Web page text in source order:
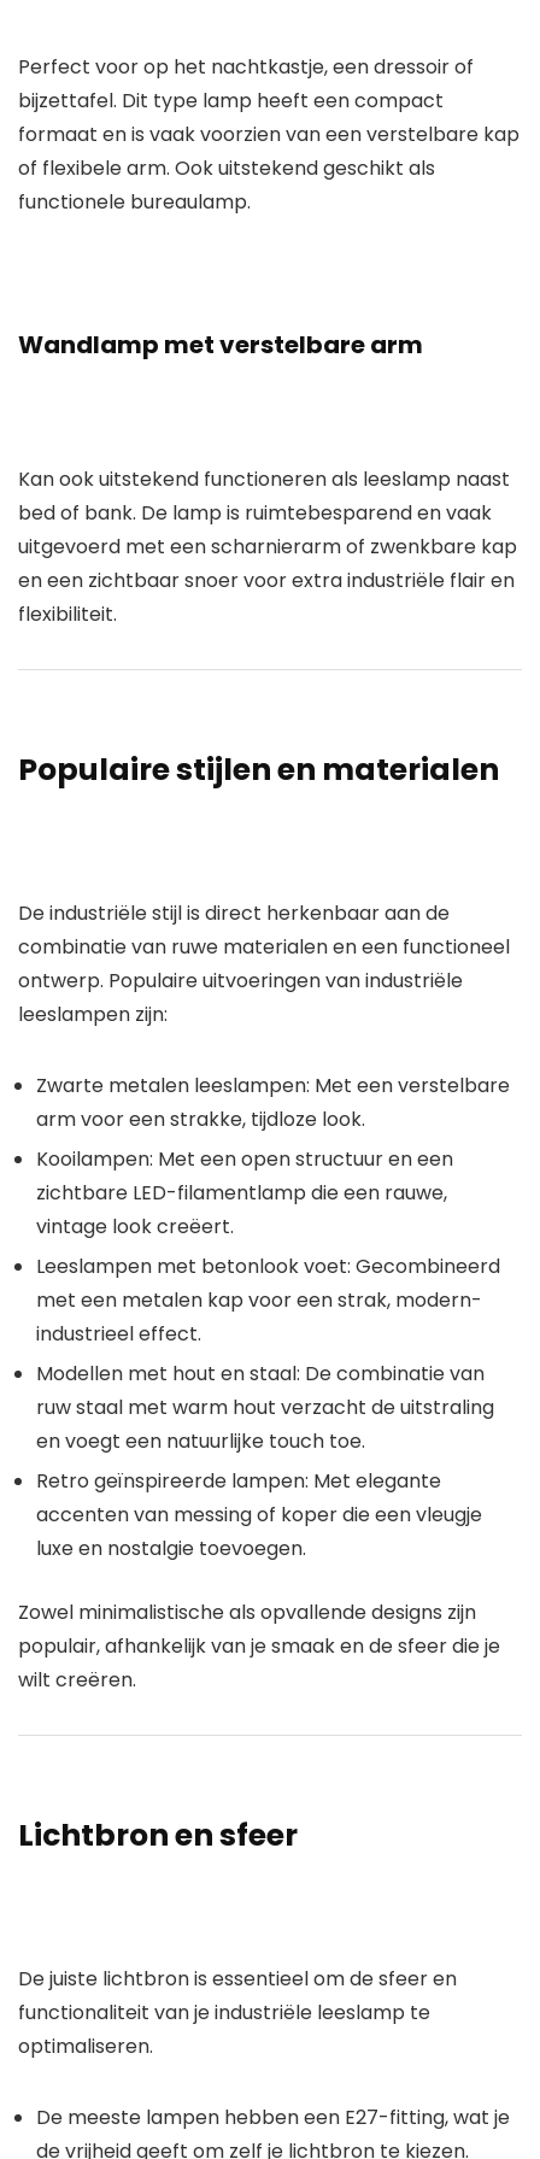
Perfect voor op het nachtkastje, een dressoir of
bijzettafel. Dit type lamp heeft een compact
formaat en is vaak voorzien van een verstelbare kap
of flexibele arm. Ook uitstekend geschikt als
functionele bureaulamp.
Wandlamp met verstelbare arm
Kan ook uitstekend functioneren als leeslamp naast
bed of bank. De lamp is ruimtebesparend en vaak
uitgevoerd met een scharnierarm of zwenkbare kap
en een zichtbaar snoer voor extra industriële flair en
flexibiliteit.
Populaire stijlen en materialen
Deindustriële stijlis direct herkenbaar aan de
combinatie van ruwe materialen en een functioneel
ontwerp. Populaire uitvoeringen vanindustriële
leeslampen zijn:
Zwarte metalen leeslampen: Met een verstelbare
arm voor een strakke, tijdloze look.
Kooilampen: Met een open structuur en een
zichtbare LED-filamentlamp die een rauwe,
vintage look creëert.
Leeslampen met betonlook voet: Gecombineerd
met een metalen kap voor een strak, modern-
industrieel effect.
Modellen met hout en staal: De combinatie van
ruw staal met warm hout verzacht de uitstraling
en voegt een natuurlijke touch toe.
Retro geïnspireerde lampen: Met elegante
accenten van messingof koperdie een vleugje
luxe en nostalgie toevoegen.
Zowel minimalistische als opvallende designs zijn
populair, afhankelijk van je smaak en de sfeer die je
wilt creëren.
Lichtbron en sfeer
De juiste lichtbronis essentieel om de sfeer en
functionaliteit van jeindustriële leeslamp te
optimaliseren.
De meeste lampen hebben een E27-fitting, wat je
de vrijheid geeft om zelf je lichtbron te kiezen.